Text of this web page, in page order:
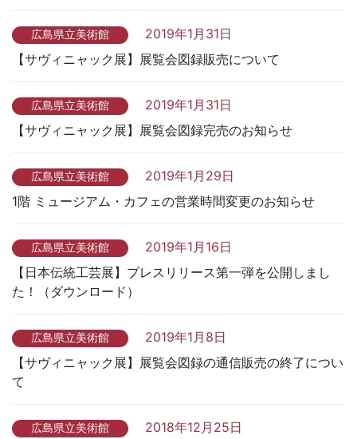
広島県立美術館
2019年1月31日
【サヴィニャック展】展覧会図録販売について
広島県立美術館
2019年1月31日
【サヴィニャック展】展覧会図録完売のお知らせ
広島県立美術館
2019年1月29日
1階 ミュージアム・カフェの営業時間変更のお知らせ
広島県立美術館
2019年1月16日
【日本伝統工芸展】プレスリリース第一弾を公開しまし
た！（ダウンロード）
広島県立美術館
2019年1月8日
【サヴィニャック展】展覧会図録の通信販売の終了につい
て
広島県立美術館 2018年12月25日